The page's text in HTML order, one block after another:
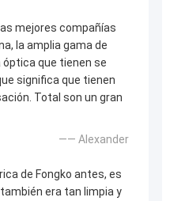
mejores compañías
la amplia gama de
que tienen se
significa que tienen
Total son un gran
—— Alexander
de Fongko antes, es
era tan limpia y